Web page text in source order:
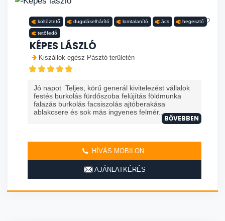
költöztető duguláselhárító lomtalanító ács hegesztő
tetőfedő
KÉPES LÁSZLÓ
Kiszállok egész Pásztó területén
Jó napot Teljes, körű generál kivitelezést vállalok
festés burkolás fürdőszoba felújítás földmunka
falazás burkolás facsiszolás ajtóberakása
ablakcsere és sok más ingyenes felmér...
BŐVEBBEN
HÍVÁS MOBILON
AJÁNLATKÉRÉS